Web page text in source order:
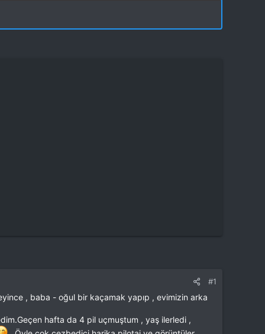
#1
, baba - oğul bir kaçamak yapıp , evimizin arka
hafta da 4 pil uçmuştum , yaş ilerledi ,